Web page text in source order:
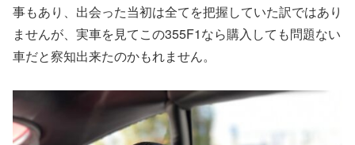
事もあり、出会った当初は全てを把握していた訳ではあり
ませんが、実車を見てこの355F1なら購入しても問題ない
車だと察知出来たのかもれません。